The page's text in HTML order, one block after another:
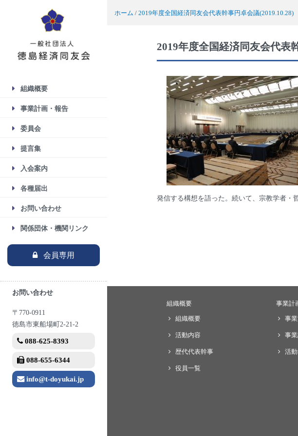
組織概要
事業計画・報告
委員会
提言集
入会案内
各種届出
お問い合わせ
関係団体・機関リンク
会員専用
お問い合わせ
〒770-0911
徳島市東船場町2-21-2
088-625-8393
088-655-6344
info@t-doyukai.jp
ホーム / 2019年度全国経済同友会代表幹事円卓会議(2019.10.28)
2019年度全国経済同友会代表
発信する構想を語った。続いて、宗教学者・
組織概要
組織概要
活動内容
歴代代表幹事
役員一覧
事業計
事
事
活